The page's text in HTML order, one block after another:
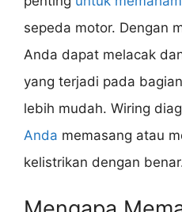
sepeda motor. Dengan
Anda dapat melacak
yang terjadi pada
lebih mudah. Wiring
Anda memasang atau
kelistrikan dengan